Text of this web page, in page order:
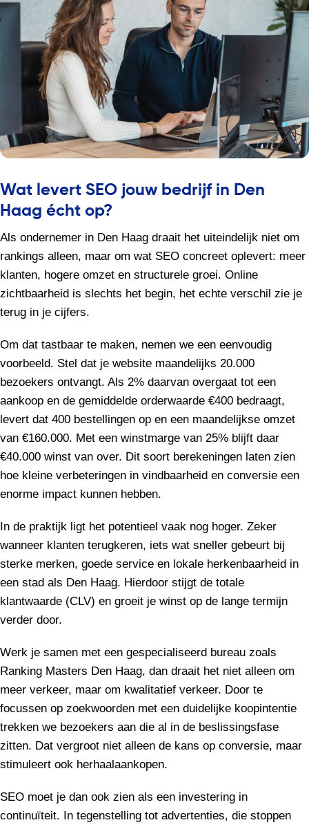
Wat levert SEO jouw bedrijf in Den
Haag écht op?
Als ondernemer in Den Haag draait het uiteindelijk niet om
rankings alleen, maar om wat SEO concreet oplevert: meer
klanten, hogere omzet en structurele groei. Online
zichtbaarheid is slechts het begin, het echte verschil zie je
terug in je cijfers.
Om dat tastbaar te maken, nemen we een eenvoudig
voorbeeld. Stel dat je website maandelijks 20.000
bezoekers ontvangt. Als 2% daarvan overgaat tot een
aankoop en de gemiddelde orderwaarde €400 bedraagt,
levert dat 400 bestellingen op en een maandelijkse omzet
van €160.000. Met een winstmarge van 25% blijft daar
€40.000 winst van over. Dit soort berekeningen laten zien
hoe kleine verbeteringen in vindbaarheid en conversie een
enorme impact kunnen hebben.
In de praktijk ligt het potentieel vaak nog hoger. Zeker
wanneer klanten terugkeren, iets wat sneller gebeurt bij
sterke merken, goede service en lokale herkenbaarheid in
een stad als Den Haag. Hierdoor stijgt de totale
klantwaarde (CLV) en groeit je winst op de lange termijn
verder door.
Werk je samen met een gespecialiseerd bureau zoals
Ranking Masters Den Haag, dan draait het niet alleen om
meer verkeer, maar om kwalitatief verkeer. Door te
focussen op zoekwoorden met een duidelijke koopintentie
trekken we bezoekers aan die al in de beslissingsfase
zitten. Dat vergroot niet alleen de kans op conversie, maar
stimuleert ook herhaalaankopen.
SEO moet je dan ook zien als een investering in
continuïteit. In tegenstelling tot advertenties, die stoppen